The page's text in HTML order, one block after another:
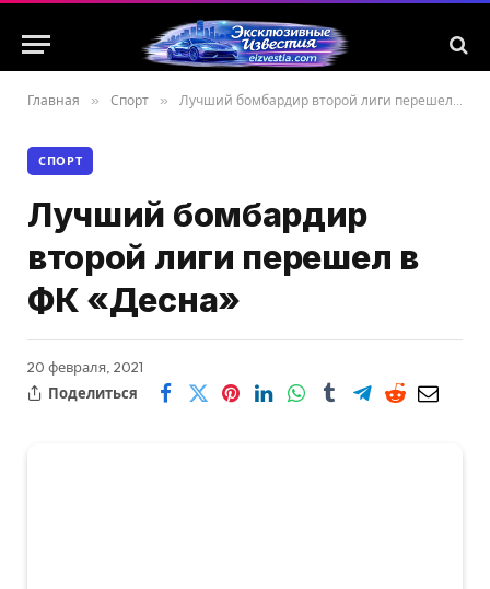
Главная » Спорт » Лучший бомбардир второй лиги перешел в ФК «Десна»
СПОРТ
Лучший бомбардир
второй лиги перешел в
ФК «Десна»
20 февраля, 2021
Поделиться